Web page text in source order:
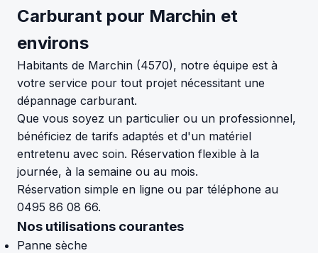
Carburant pour Marchin et
environs
Habitants de Marchin (4570), notre équipe est à
votre service pour tout projet nécessitant une
dépannage carburant.
Que vous soyez un particulier ou un professionnel,
bénéficiez de tarifs adaptés et d'un matériel
entretenu avec soin. Réservation flexible à la
journée, à la semaine ou au mois.
Réservation simple en ligne ou par téléphone au
0495 86 08 66.
Nos utilisations courantes
Panne sèche